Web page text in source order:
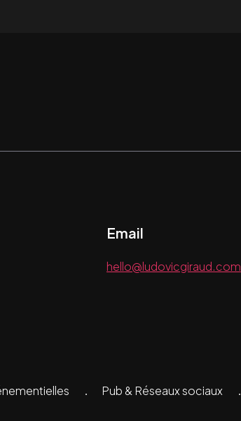
Email
hello@ludovicgiraud.com
Pub & Réseaux sociaux